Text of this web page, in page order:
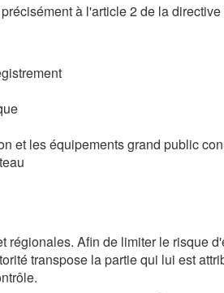
à l'article 2 de la directive
et les équipements grand public
régionales. Afin de limiter le risque
transpose la partie qui lui est